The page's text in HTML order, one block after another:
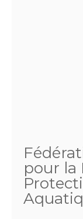
pour la